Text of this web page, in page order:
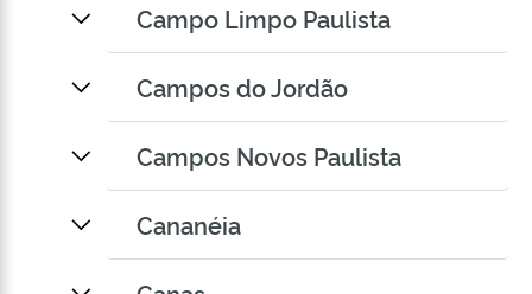
Campo Limpo Paulista
Campos do Jordão
Campos Novos Paulista
Cananéia